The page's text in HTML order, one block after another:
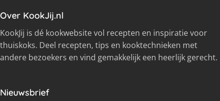
Over KookJij.nl
KookJij is dé kookwebsite vol recepten en inspiratie voor
thuiskoks. Deel recepten, tips en kooktechnieken met
andere bezoekers en vind gemakkelijk een heerlijk gerecht.
Nieuwsbrief